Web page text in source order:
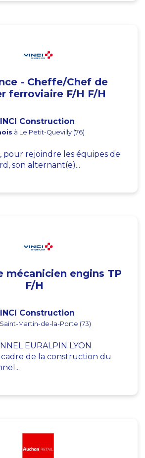
- Cheffe/Chef de
ferroviaire F/H F/H
Construction
à Le Petit-Quevilly (76)
pour rejoindre les équipes de
son alternant(e)...
mécanicien engins TP
F/H
Construction
Martin-de-la-Porte (73)
EURALPIN LYON
cadre de la construction du